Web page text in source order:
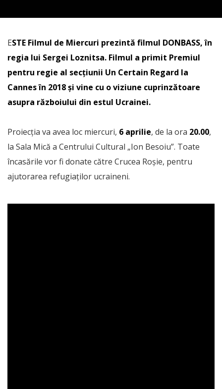
ESTE Filmul de Miercuri prezintă filmul DONBASS, în
regia lui Sergei Loznitsa. Filmul a primit Premiul
pentru regie al secţiunii Un Certain Regard la
Cannes în 2018 și vine cu o viziune cuprinzătoare
asupra războiului din estul Ucrainei.
Proiecția va avea loc miercuri, 6 aprilie, de la ora 20.00,
la Sala Mică a Centrului Cultural „Ion Besoiu”. Toate
încasările vor fi donate către Crucea Roșie, pentru
ajutorarea refugiaților ucraineni.